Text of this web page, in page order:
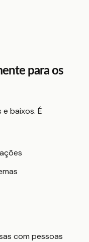
para os
baixos. É
com pessoas